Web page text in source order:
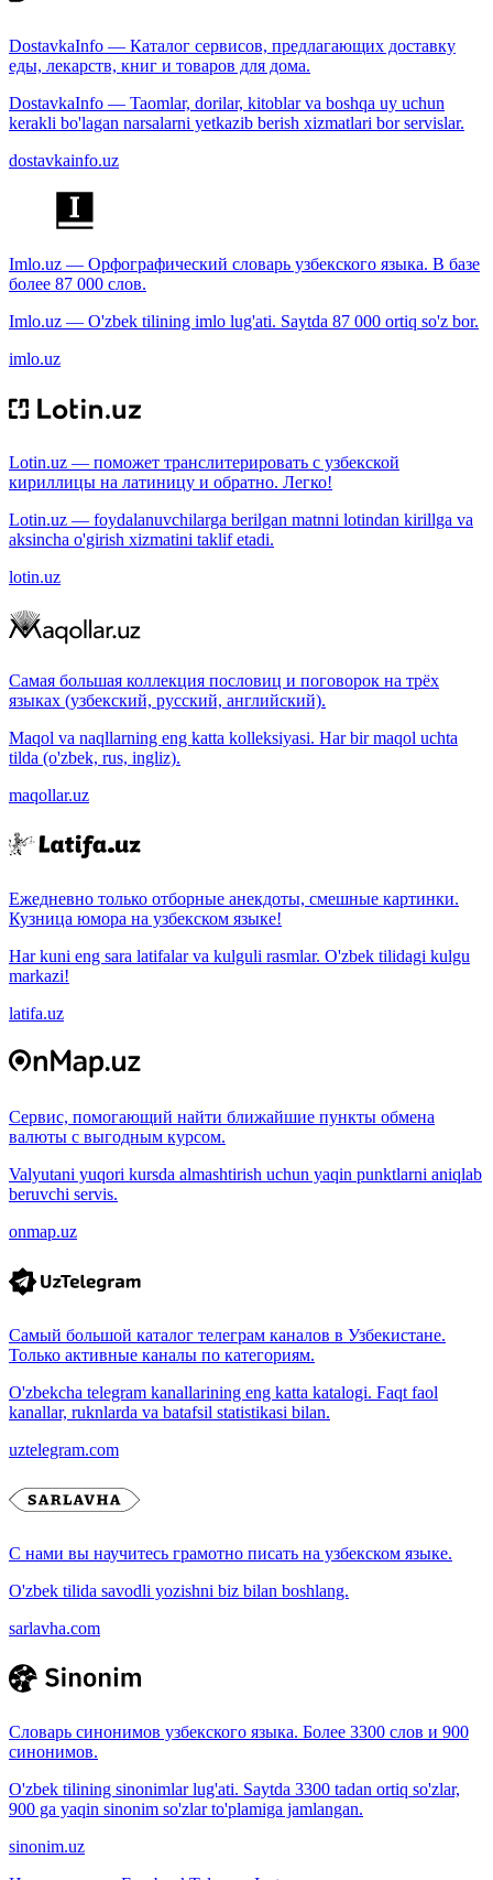
DostavkaInfo — Каталог сервисов, предлагающих доставку
еды, лекарств, книг и товаров для дома.
DostavkaInfo — Taomlar, dorilar, kitoblar va boshqa uy uchun
kerakli bo'lagan narsalarni yetkazib berish xizmatlari bor servislar.
dostavkainfo.uz
Imlo.uz — Орфографический словарь узбекского языка. В базе
более 87 000 слов.
Imlo.uz — O'zbek tilining imlo lug'ati. Saytda 87 000 ortiq so'z bor.
imlo.uz
Lotin.uz — поможет транслитерировать с узбекской
кириллицы на латиницу и обратно. Легко!
Lotin.uz — foydalanuvchilarga berilgan matnni lotindan kirillga va
aksincha o'girish xizmatini taklif etadi.
lotin.uz
Самая большая коллекция пословиц и поговорок на трёх
языках (узбекский, русский, английский).
Maqol va naqllarning eng katta kolleksiyasi. Har bir maqol uchta
tilda (o'zbek, rus, ingliz).
maqollar.uz
Ежедневно только отборные анекдоты, смешные картинки.
Кузница юмора на узбекском языке!
Har kuni eng sara latifalar va kulguli rasmlar. O'zbek tilidagi kulgu
markazi!
latifa.uz
Сервис, помогающий найти ближайшие пункты обмена
валюты с выгодным курсом.
Valyutani yuqori kursda almashtirish uchun yaqin punktlarni aniqlab
beruvchi servis.
onmap.uz
Самый большой каталог телеграм каналов в Узбекистане.
Только активные каналы по категориям.
O'zbekcha telegram kanallarining eng katta katalogi. Faqt faol
kanallar, ruknlarda va batafsil statistikasi bilan.
uztelegram.com
С нами вы научитесь грамотно писать на узбекском языке.
O'zbek tilida savodli yozishni biz bilan boshlang.
sarlavha.com
Словарь синонимов узбекского языка. Более 3300 слов и 900
синонимов.
O'zbek tilining sinonimlar lug'ati. Saytda 3300 tadan ortiq so'zlar,
900 ga yaqin sinonim so'zlar to'plamiga jamlangan.
sinonim.uz